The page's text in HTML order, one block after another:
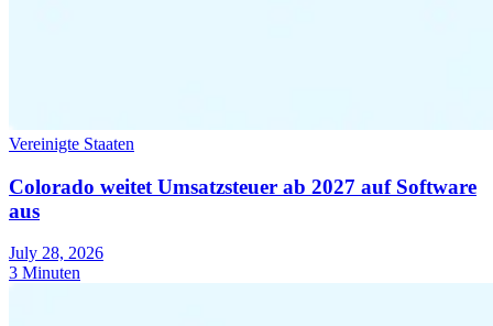
Vereinigte Staaten
Colorado weitet Umsatzsteuer ab 2027 auf Software
aus
July 28, 2026
3 Minuten